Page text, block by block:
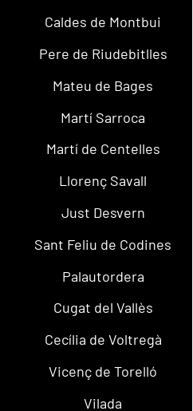
Caldes de Montbui
Pere de Riudebitlles
Mateu de Bages
Martí Sarroca
Martí de Centelles
Llorenç Savall
Just Desvern
Sant Feliu de Codines
Palautordera
Cugat del Vallès
Cecília de Voltregà
Vicenç de Torelló
Vilada